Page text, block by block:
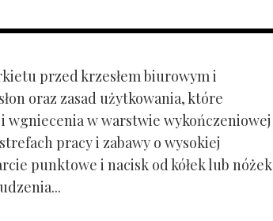
przed krzesłem biurowym i
oraz zasad użytkowania, które
wgniecenia w warstwie wykończeniowej
pracy i zabawy o wysokiej
punktowe i nacisk od kółek lub nóżek